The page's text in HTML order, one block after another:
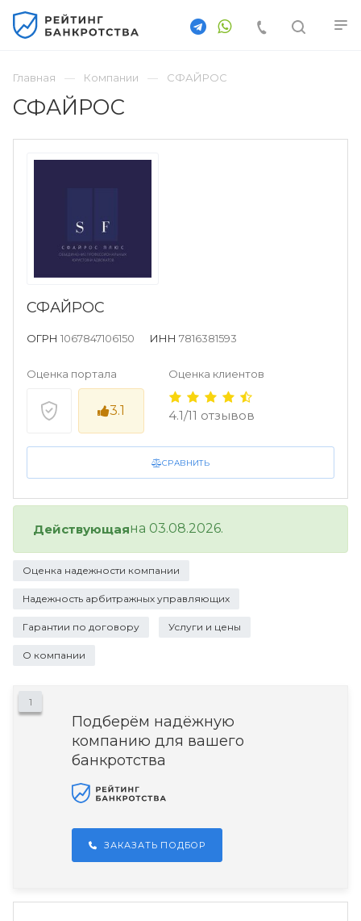
Главная Компании СФАЙРОС
СФАЙРОС
СРАВНИТЬ
СФАЙРОС
ОГРН 1067847106150 ИНН 7816381593
Оценка портала
3.1
Оценка клиентов
4.1/11 отзывов
Действующаяна 03.08.2026.
Оценка надежности компании
Надежность арбитражных управляющих
Гарантии по договору Услуги и цены
О компании
1
Подберём надёжную
компанию для вашего
банкротства
ЗАКАЗАТЬ ПОДБОР